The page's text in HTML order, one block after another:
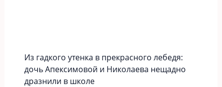
Из гадкого утенка в прекрасного лебедя:
дочь Апексимовой и Николаева нещадно
дразнили в школе